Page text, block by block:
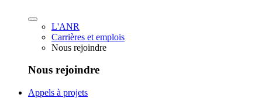
L'ANR
Carrières et emplois
Nous rejoindre
Nous rejoindre
Appels à projets